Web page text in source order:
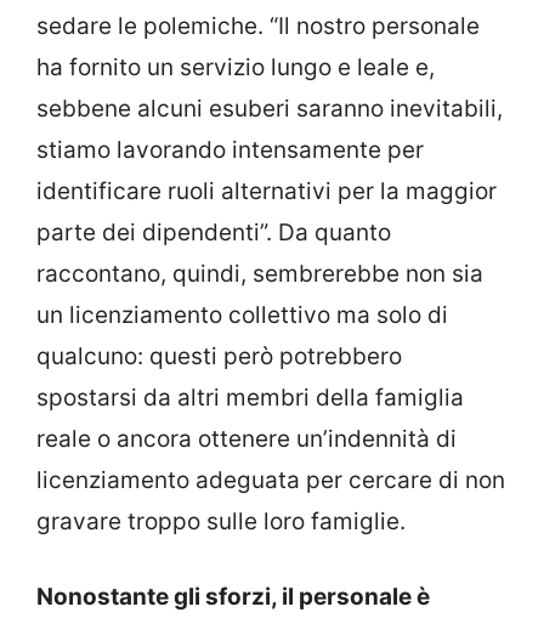
sedare le polemiche. “Il nostro personale
ha fornito un servizio lungo e leale e,
sebbene alcuni esuberi saranno inevitabili,
stiamo lavorando intensamente per
identificare ruoli alternativi per la maggior
parte dei dipendenti”. Da quanto
raccontano, quindi, sembrerebbe non sia
un licenziamento collettivo ma solo di
qualcuno: questi però potrebbero
spostarsi da altri membri della famiglia
reale o ancora ottenere un’indennità di
licenziamento adeguata per cercare di non
gravare troppo sulle loro famiglie.
Nonostante gli sforzi, il personale è